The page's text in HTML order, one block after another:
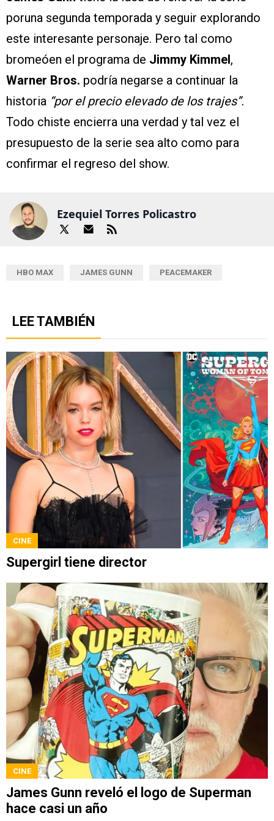
poruna segunda temporada y seguir explorando
este interesante personaje. Pero tal como
bromeóen el programa de Jimmy Kimmel ,
Warner Bros. podría negarse a continuar la
historia “por el precio elevado de los trajes”.
Todo chiste encierra una verdad y tal vez el
presupuesto de la serie sea alto como para
confirmar el regreso del show.
Ezequiel Torres Policastro
HBO MAX JAMES GUNN PEACEMAKER
LEE TAMBIÉN
CINE
Supergirl tiene director
CINE
James Gunn reveló el logo de Superman
hace casi un año